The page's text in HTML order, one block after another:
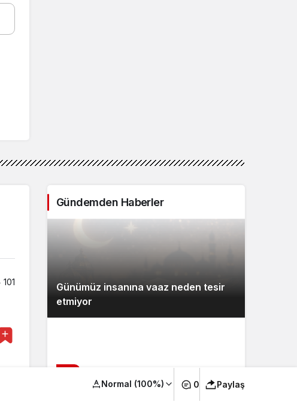
101
Normal (100%) 0 Paylaş
Gündemden Haberler
Günümüz insanına vaaz neden tesir
etmiyor
Gönül Sohbetleri ve Sözün Himmeti